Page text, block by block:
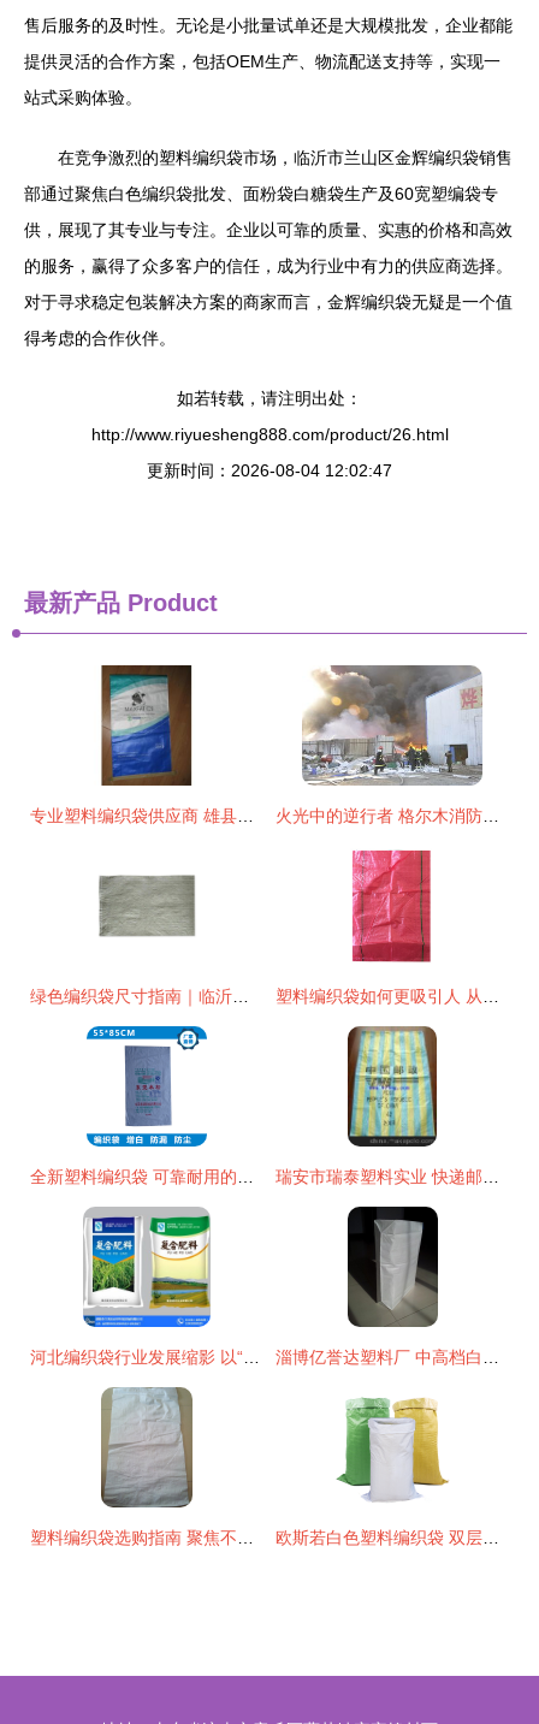
售后服务的及时性。无论是小批量试单还是大规模批发，企业都能
提供灵活的合作方案，包括OEM生产、物流配送支持等，实现一
站式采购体验。
在竞争激烈的塑料编织袋市场，临沂市兰山区金辉编织袋销售
部通过聚焦白色编织袋批发、面粉袋白糖袋生产及60宽塑编袋专
供，展现了其专业与专注。企业以可靠的质量、实惠的价格和高效
的服务，赢得了众多客户的信任，成为行业中有力的供应商选择。
对于寻求稳定包装解决方案的商家而言，金辉编织袋无疑是一个值
得考虑的合作伙伴。
如若转载，请注明出处：
http://www.riyuesheng888.com/product/26.html
更新时间：2026-08-04 12:02:47
最新产品 Product